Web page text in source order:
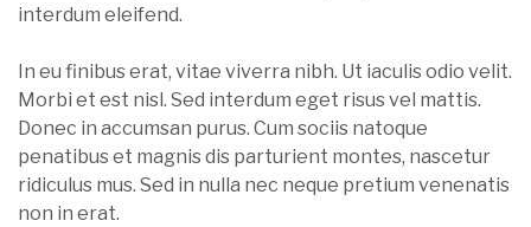
interdum eleifend.
In eu finibus erat, vitae viverra nibh. Ut iaculis odio velit.
Morbi et est nisl. Sed interdum eget risus vel mattis.
Donec in accumsan purus. Cum sociis natoque
penatibus et magnis dis parturient montes, nascetur
ridiculus mus. Sed in nulla nec neque pretium venenatis
non in erat.